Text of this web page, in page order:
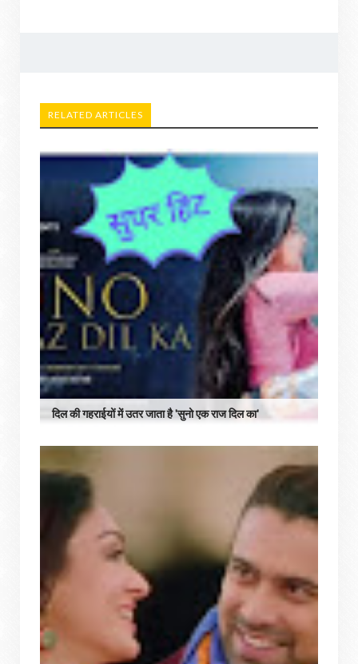
RELATED ARTICLES
दिल की गहराईयों में उतर जाता है 'सुनो एक राज दिल का'